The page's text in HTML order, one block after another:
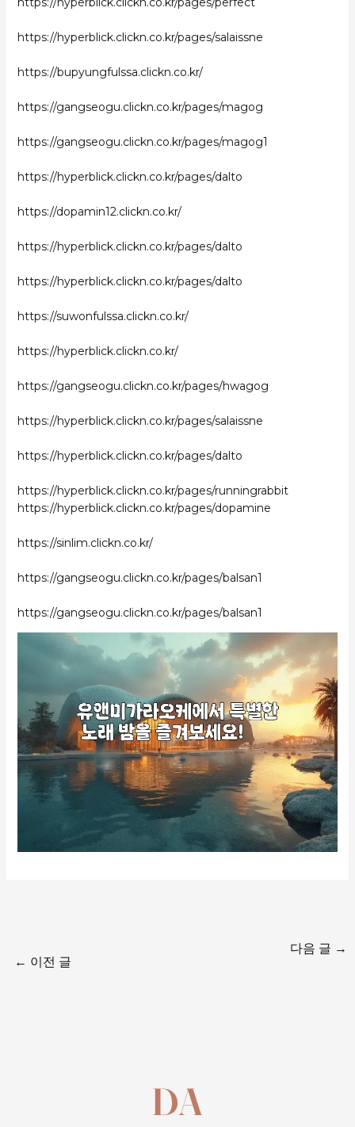
https://hyperblick.clickn.co.kr/pages/salaissne
https://bupyungfulssa.clickn.co.kr/
https://gangseogu.clickn.co.kr/pages/magog
https://gangseogu.clickn.co.kr/pages/magog1
https://hyperblick.clickn.co.kr/pages/dalto
https://dopamin12.clickn.co.kr/
https://hyperblick.clickn.co.kr/pages/dalto
https://hyperblick.clickn.co.kr/pages/dalto
https://suwonfulssa.clickn.co.kr/
https://hyperblick.clickn.co.kr/
https://gangseogu.clickn.co.kr/pages/hwagog
https://hyperblick.clickn.co.kr/pages/salaissne
https://hyperblick.clickn.co.kr/pages/dalto
https://hyperblick.clickn.co.kr/pages/runningrabbit
https://hyperblick.clickn.co.kr/pages/dopamine
https://sinlim.clickn.co.kr/
https://gangseogu.clickn.co.kr/pages/balsan1
https://gangseogu.clickn.co.kr/pages/balsan1
← 이전 글
다음 글 →